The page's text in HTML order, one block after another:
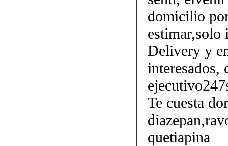
domicilio
estimar,solo
Delivery y
interesados,
Te cuesta
quetiapina